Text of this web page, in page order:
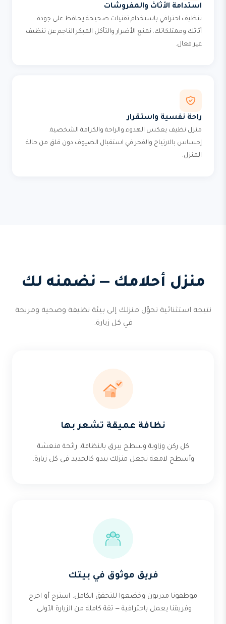
استدامة الأثاث والمفروشات
تنظيف احترافي باستخدام تقنيات صحيحة يحافظ على جودة
أثاثك وممتلكاتك. نمنع الأضرار والتآكل المبكر الناجم عن تنظيف
غير فعال.
راحة نفسية واستقرار
منزل نظيف يعكس الهدوء والراحة والكرامة الشخصية.
إحساس بالارتياح والفخر في استقبال الضيوف دون قلق من حالة
المنزل.
منزل أحلامك — نضمنه لك
نتيجة استثنائية تحوّل منزلك إلى بيئة نظيفة وصحية ومريحة
في كل زيارة.
نظافة عميقة تشعر بها
كل ركن وزاوية وسطح يبرق بالنظافة. رائحة منعشة
وأسطح لامعة تجعل منزلك يبدو كالجديد في كل زيارة.
فريق موثوق في بيتك
موظفونا مدربون وخضعوا للتحقق الكامل. استرح أو اخرج
وفريقنا يعمل باحترافية — ثقة كاملة من الزيارة الأولى.